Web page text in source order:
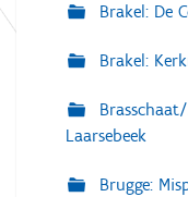
Brakel: De
Brakel:
Laarsebeek
Brugge: